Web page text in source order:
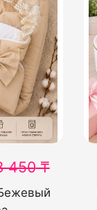
450₸